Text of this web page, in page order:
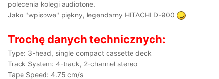
polecenia kolegi audiotone.
Jako "wpisowe" piękny, legendarny HITACHI D-900
Trochę danych technicznych:
Type: 3-head, single compact cassette deck
Track System: 4-track, 2-channel stereo
Tape Speed: 4.75 cm/s